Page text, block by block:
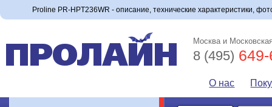
Proline PR-HPT236WR - описание, технические характеристики,
Москва и
8 (495)
О нас